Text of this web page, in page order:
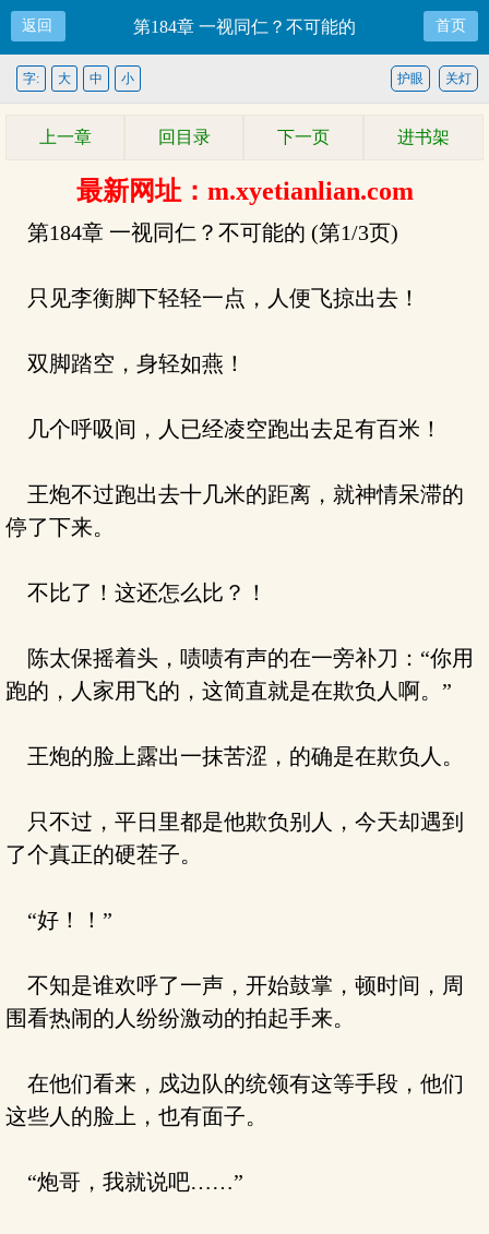
返回 第184章 一视同仁？不可能的 首页
关灯
护眼
字: 大 中 小
上一章 回目录 下一页 进书架
最新网址：m.xyetianlian.com
第184章 一视同仁？不可能的 (第1/3页)
只见李衡脚下轻轻一点，人便飞掠出去！
双脚踏空，身轻如燕！
几个呼吸间，人已经凌空跑出去足有百米！
王炮不过跑出去十几米的距离，就神情呆滞的
停了下来。
不比了！这还怎么比？！
陈太保摇着头，啧啧有声的在一旁补刀：“你用
跑的，人家用飞的，这简直就是在欺负人啊。”
王炮的脸上露出一抹苦涩，的确是在欺负人。
只不过，平日里都是他欺负别人，今天却遇到
了个真正的硬茬子。
“好！！”
不知是谁欢呼了一声，开始鼓掌，顿时间，周
围看热闹的人纷纷激动的拍起手来。
在他们看来，戍边队的统领有这等手段，他们
这些人的脸上，也有面子。
“炮哥，我就说吧……”